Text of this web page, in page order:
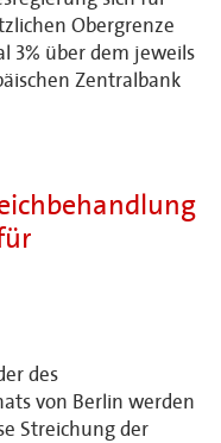
Obergrenze
3% über dem jeweils
Zentralbank
des
von Berlin werden
Streichung der